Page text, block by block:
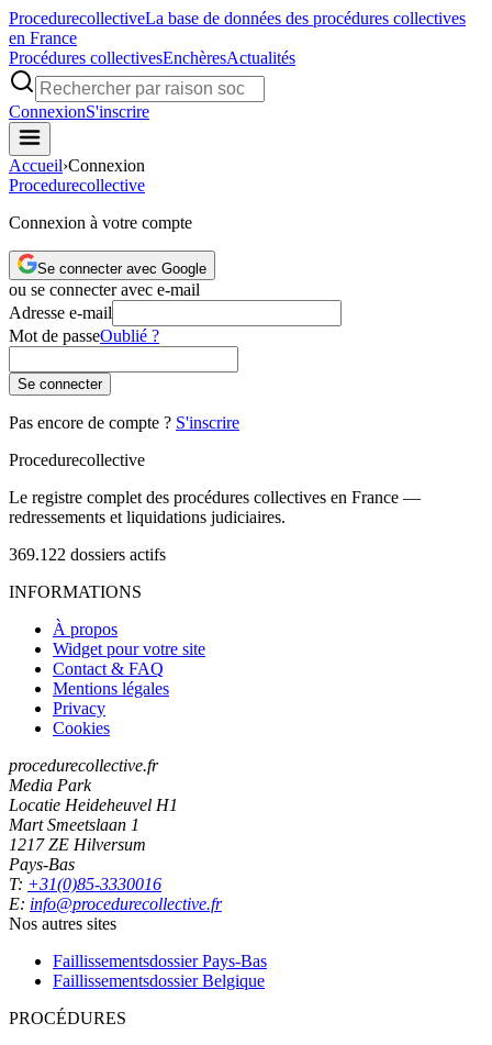
ProcedurecollectiveLa base de données des procédures collectives
en France
Procédures collectivesEnchèresActualités
ConnexionS'inscrire
Accueil›Connexion
Procedurecollective
Connexion à votre compte
Se connecter avec Google
ou se connecter avec e-mail
Adresse e-mail
Mot de passeOublié ?
Se connecter
Pas encore de compte ? S'inscrire
Procedurecollective
Le registre complet des procédures collectives en France —
redressements et liquidations judiciaires.
369.122 dossiers actifs
INFORMATIONS
À propos
Widget pour votre site
Contact & FAQ
Mentions légales
Privacy
Cookies
procedurecollective.fr
Media Park
Locatie Heideheuvel H1
Mart Smeetslaan 1
1217 ZE Hilversum
Pays-Bas
T: +31(0)85-3330016
E: info@procedurecollective.fr
Nos autres sites
Faillissementsdossier Pays-Bas
Faillissementsdossier Belgique
PROCÉDURES